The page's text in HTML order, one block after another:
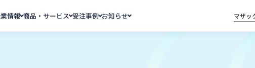
情報 商品・サービス 受注事例 お知らせ マザッ